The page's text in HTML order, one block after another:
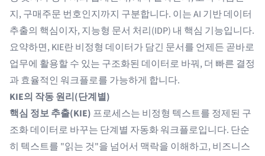
지, 구매주문 번호인지까지 구분합니다. 이는AI 기반 데이터
추출의 핵심이자, 지능형 문서 처리(IDP) 내 핵심 기능입니다.
요약하면, KIE란 비정형 데이터가 담긴 문서를 언제든 곧바로
업무에 활용할 수 있는 구조화된 데이터로 바꿔, 더 빠른 결정
과 효율적인 워크플로를 가능하게 합니다.
KIE의 작동 원리(단계별)
핵심 정보 추출(KIE) 프로세스는 비정형 텍스트를 정제된 구
조화 데이터로 바꾸는 단계별 자동화 워크플로입니다. 단순
히 텍스트를 "읽는 것"을 넘어서 맥락을 이해하고, 비즈니스